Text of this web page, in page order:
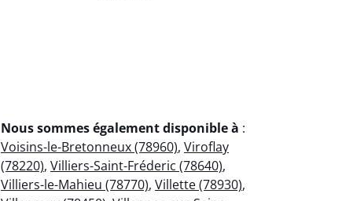
Nous sommes également disponible à :
Voisins-le-Bretonneux (78960), Viroflay
(78220), Villiers-Saint-Fréderic (78640),
Villiers-le-Mahieu (78770), Villette (78930),